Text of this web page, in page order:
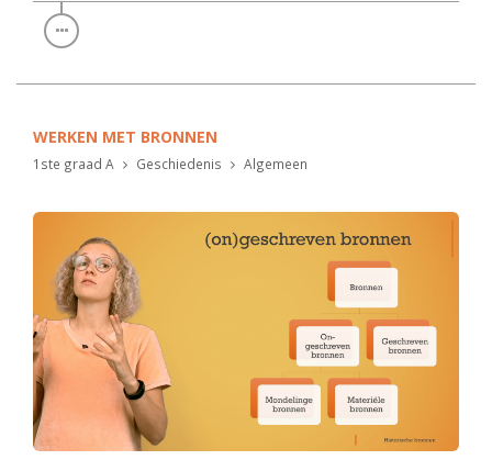
WERKEN MET BRONNEN
1ste graad A Geschiedenis Algemeen